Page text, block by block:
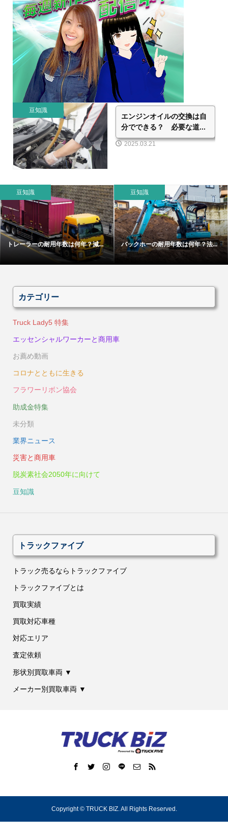
豆知識
エンジンオイルの交換は自
分でできる？ 必要な道...
2025.03.21
豆知識
トレーラーの耐用年数は何年？減...
豆知識
バックホーの耐用年数は何年？法...
カテゴリー
Truck Lady5 特集
エッセンシャルワーカーと商用車
お薦め動画
コロナとともに生きる
フラワーリボン協会
助成金特集
未分類
業界ニュース
災害と商用車
脱炭素社会2050年に向けて
豆知識
トラックファイブ
トラック売るならトラックファイブ
トラックファイブとは
買取実績
買取対応車種
対応エリア
査定依頼
形状別買取車両 ▼
メーカー別買取車両 ▼
Copyright ©TRUCK BIZ. All Rights Reserved.